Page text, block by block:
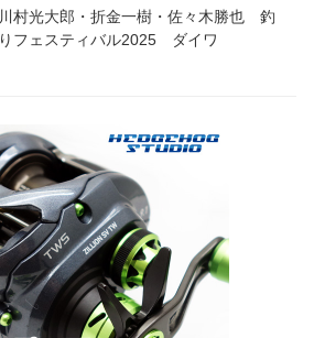
川村光大郎・折金一樹・佐々木勝也 釣
りフェスティバル2025 ダイワ